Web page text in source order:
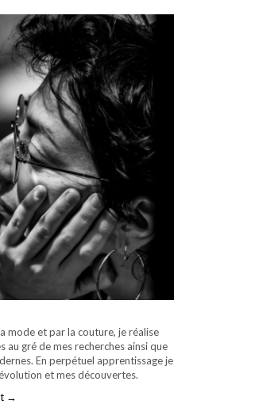
mode et par la couture, je réalise
au gré de mes recherches ainsi que
En perpétuel apprentissage je
et mes découvertes.
→